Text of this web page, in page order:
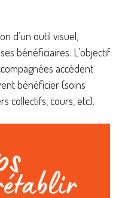
d’un outil visuel,
bénéficiaires. L’objectif
accèdent
bénéficier (soins
collectifs, cours, etc).